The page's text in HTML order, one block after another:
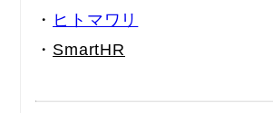
・ ヒトマワリ
・ SmartHR